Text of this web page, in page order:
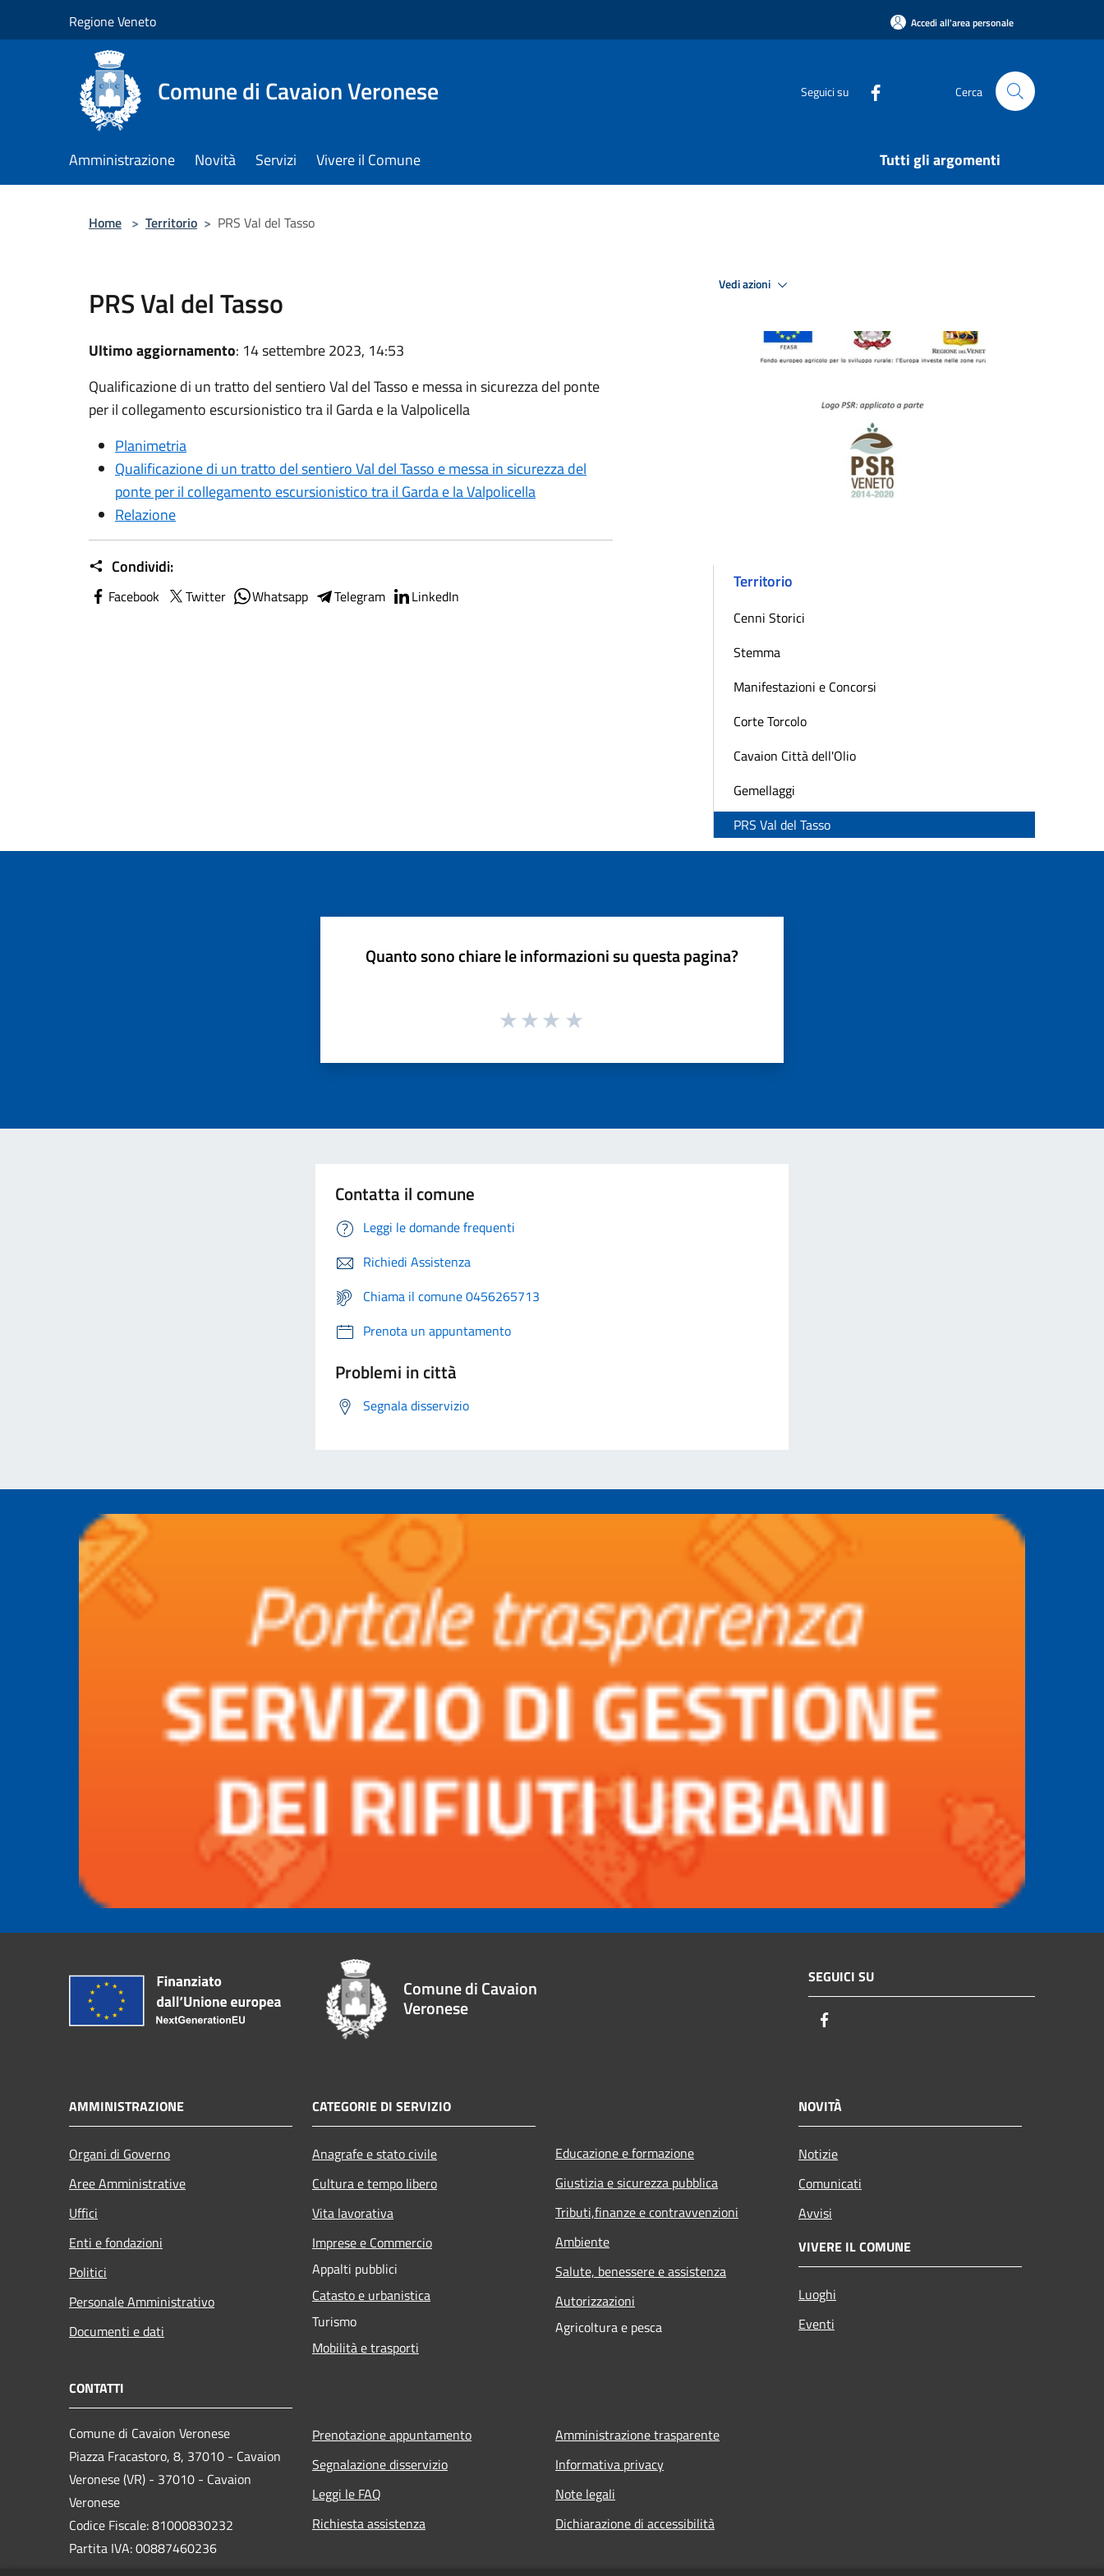
Regione Veneto Accedi all'area personale
Comune di Cavaion Veronese Seguici su Cerca
Amministrazione Novità Servizi Vivere il Comune Tutti gli argomenti
Home > Territorio > PRS Val del Tasso
PRS Val del Tasso
Ultimo aggiornamento: 14 settembre 2023, 14:53
Qualificazione di un tratto del sentiero Val del Tasso e messa in sicurezza del ponte
per il collegamento escursionistico tra il Garda e la Valpolicella
Planimetria
Qualificazione di un tratto del sentiero Val del Tasso e messa in sicurezza del
ponte per il collegamento escursionistico tra il Garda e la Valpolicella
Relazione
Condividi:
Facebook Twitter Whatsapp Telegram LinkedIn
Vedi azioni
Territorio
Cenni Storici
Stemma
Manifestazioni e Concorsi
Corte Torcolo
Cavaion Città dell'Olio
Gemellaggi
PRS Val del Tasso
Quanto sono chiare le informazioni su questa pagina?
Contatta il comune
Leggi le domande frequenti
Richiedi Assistenza
Chiama il comune 0456265713
Prenota un appuntamento
Problemi in città
Segnala disservizio
Comune di Cavaion
Veronese
SEGUICI SU
AMMINISTRAZIONE
Organi di Governo
Aree Amministrative
Uffici
Enti e fondazioni
Politici
Personale Amministrativo
Documenti e dati
CATEGORIE DI SERVIZIO
Anagrafe e stato civile
Cultura e tempo libero
Vita lavorativa
Imprese e Commercio
Appalti pubblici
Catasto e urbanistica
Turismo
Mobilità e trasporti
Educazione e formazione
Giustizia e sicurezza pubblica
Tributi,finanze e contravvenzioni
Ambiente
Salute, benessere e assistenza
Autorizzazioni
Agricoltura e pesca
NOVITÀ
Notizie
Comunicati
Avvisi
VIVERE IL COMUNE
Luoghi
Eventi
CONTATTI
Comune di Cavaion Veronese
Piazza Fracastoro, 8, 37010 - Cavaion
Veronese (VR) - 37010 - Cavaion
Veronese
Codice Fiscale: 81000830232
Partita IVA: 00887460236
Prenotazione appuntamento
Segnalazione disservizio
Leggi le FAQ
Richiesta assistenza
Amministrazione trasparente
Informativa privacy
Note legali
Dichiarazione di accessibilità